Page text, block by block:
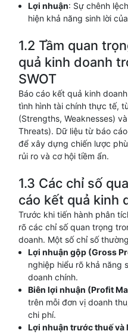
Lợi nhuận: Sự chênh
hiện khả năng sinh lời
1.2 Tầm quan
quả kinh doanh
SWOT
Báo cáo kết quả kinh
tình hình tài chính thực tế,
(Strengths, Weaknesses)
Threats). Dữ liệu từ báo
để xây dựng chiến lược
rủi ro và cơ hội tiềm ẩn.
1.3 Các chỉ số
cáo kết quả kinh
Trước khi tiến hành phân
rõ các chỉ số quan trọng
doanh. Một số chỉ số
Lợi nhuận gộp (Gross
nghiệp hiểu rõ khả năng
doanh chính.
Biên lợi nhuận (Profit
trên mỗi đơn vị doanh
chi phí.
Lợi nhuận trước thuế và